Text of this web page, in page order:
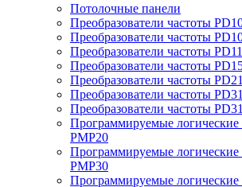
Потолочные панели
Преобразователи частоты
Преобразователи частоты
Преобразователи частоты
Преобразователи частоты
Преобразователи частоты
Преобразователи частоты
Преобразователи частоты
Программируемые логические
PMP20
Программируемые логические
PMP30
Программируемые логические